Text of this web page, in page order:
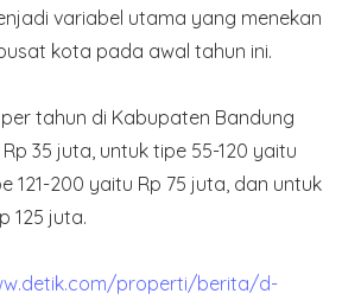
variabel utama yang menekan
kota pada awal tahun ini.
tahun di Kabupaten Bandung
35 juta, untuk tipe 55-120 yaitu
121-200 yaitu Rp 75 juta, dan untuk
125 juta.
properti/berita/d-